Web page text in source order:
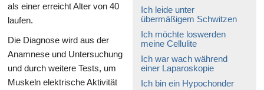
Ich leide unter
übermäßigem Schwitzen
Ich möchte loswerden
meine Cellulite
Ich war wach während
einer Laparoskopie
Ich bin ein Hypochonder
als einer erreicht Alter von 40
laufen.
Die Diagnose wird aus der
Anamnese und Untersuchung
und durch weitere Tests, um
Muskeln elektrische Aktivität